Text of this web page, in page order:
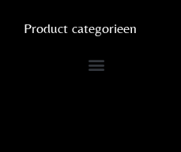
Product categorieen